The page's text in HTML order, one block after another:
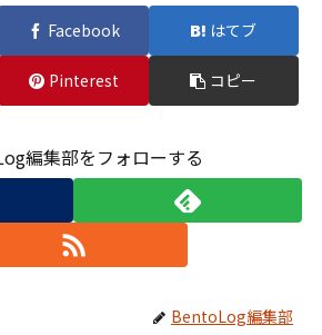
Facebook はてブ
Pinterest コピー
編集部をフォローする
BentoLog編集部